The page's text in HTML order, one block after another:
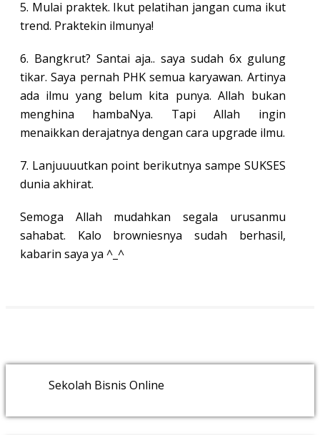
5. Mulai praktek. Ikut pelatihan jangan cuma ikut
trend. Praktekin ilmunya!
6. Bangkrut? Santai aja.. saya sudah 6x gulung
tikar. Saya pernah PHK semua karyawan. Artinya
ada ilmu yang belum kita punya. Allah bukan
menghina hambaNya. Tapi Allah ingin
menaikkan derajatnya dengan cara upgrade ilmu.
7. Lanjuuuutkan point berikutnya sampe SUKSES
dunia akhirat.
Semoga Allah mudahkan segala urusanmu
sahabat. Kalo browniesnya sudah berhasil,
kabarin saya ya ^_^
Sekolah Bisnis Online